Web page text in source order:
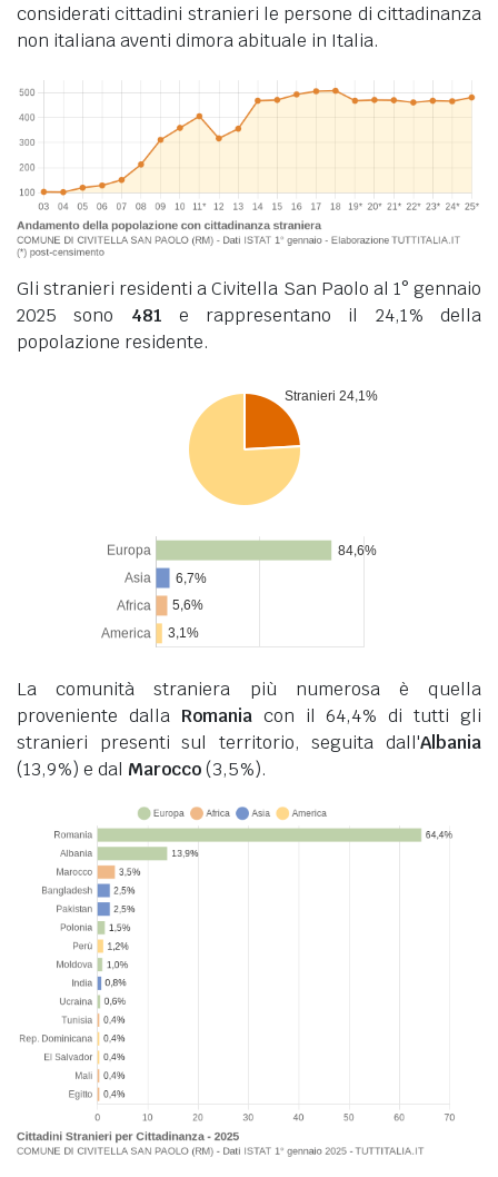
considerati cittadini stranieri le persone di cittadinanza
non italiana aventi dimora abituale in Italia.
Gli stranieri residenti a Civitella San Paolo al 1° gennaio
2025 sono 481 e rappresentano il 24,1% della
popolazione residente.
La comunità straniera più numerosa è quella
proveniente dalla Romaniacon il 64,4% di tutti gli
stranieri presenti sul territorio, seguita dall'Albania
(13,9%) e dal Marocco(3,5%).